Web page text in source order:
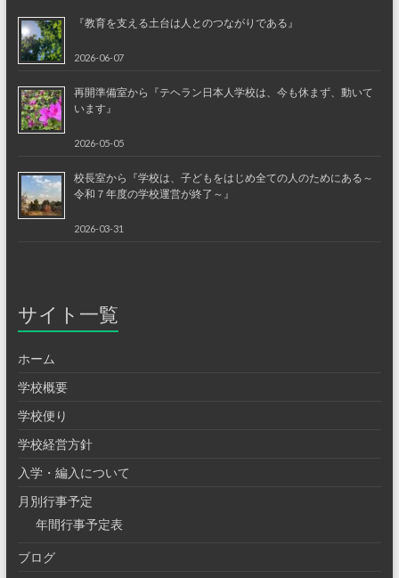
『教育を支える土台は人とのつながりである』
2026-06-07
再開準備室から『テヘラン日本人学校は、今も休まず、動いて
います』
2026-05-05
校長室から『学校は、子どもをはじめ全ての人のためにある～
令和７年度の学校運営が終了～』
2026-03-31
サイト一覧
ホーム
学校概要
学校便り
学校経営方針
入学・編入について
月別行事予定
年間行事予定表
ブログ